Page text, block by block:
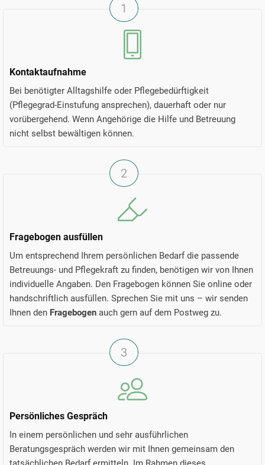
Kontaktaufnahme
Bei benötigter Alltagshilfe oder Pflegebedürftigkeit
(Pflegegrad-Einstufung ansprechen), dauerhaft oder nur
vorübergehend. Wenn Angehörige die Hilfe und Betreuung
nicht selbst bewältigen können.
1
Fragebogen ausfüllen
Um entsprechend Ihrem persönlichen Bedarf die passende
Betreuungs- und Pflegekraft zu finden, benötigen wir von Ihnen
individuelle Angaben. Den Fragebogen können Sie online oder
handschriftlich ausfüllen. Sprechen Sie mit uns – wir senden
Ihnen den Fragebogen auch gern auf dem Postweg zu.
2
Persönliches Gespräch
In einem persönlichen und sehr ausführlichen
Beratungsgespräch werden wir mit Ihnen gemeinsam den
3